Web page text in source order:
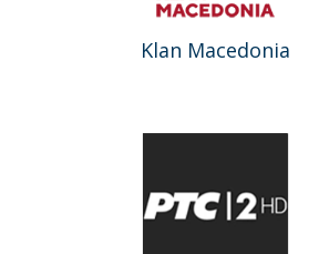
Klan Macedonia